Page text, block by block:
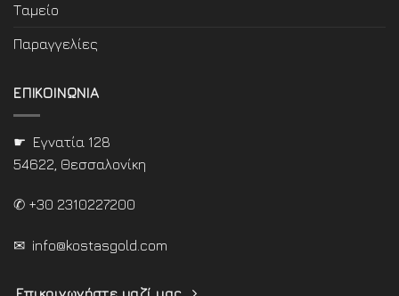
Ταμείο
Παραγγελίες
ΕΠΙΚΟΙΝΩΝΙΑ
☛ Εγνατία 128
54622, Θεσσαλονίκη
✆ +30 2310227200
✉ info@kostasgold.com
Επικοινωνήστε μαζί μας